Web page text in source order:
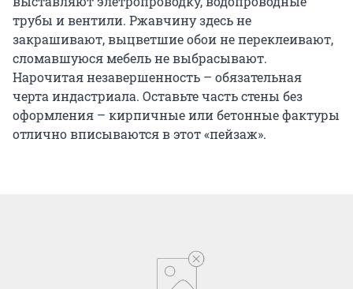
трубы и вентили. Ржавчину здесь не
закрашивают, выцветшие обои не переклеивают,
сломавшуюся мебель не выбрасывают.
Нарочитая незавершенность – обязательная
черта индастриала. Оставьте часть стены без
оформления – кирпичные или бетонные фактуры
отлично вписываются в этот «пейзаж».